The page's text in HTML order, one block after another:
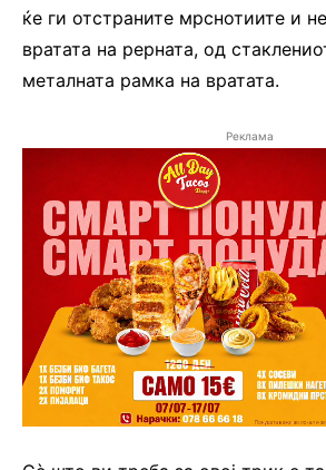
ќе ги отстраните мрснотиите и
вратата на рерната, од
металната рамка на вратата.
Реклама